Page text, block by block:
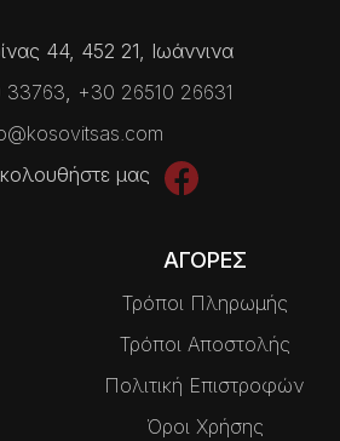
44, 452 21, Ιωάννινα
33763, +30 26510 26631
μας
ΑΓΟΡΕΣ
Τρόποι Πληρωμής
Τρόποι Αποστολής
Πολιτική Επιστροφών
Όροι Χρήσης